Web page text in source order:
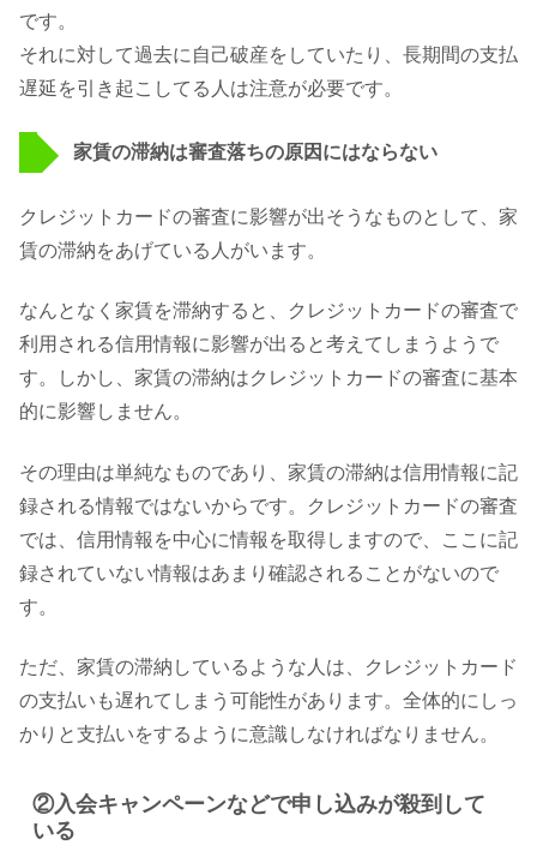
です。
それに対して過去に自己破産をしていたり、長期間の支払
遅延を引き起こしてる人は注意が必要です。
家賃の滞納は審査落ちの原因にはならない
クレジットカードの審査に影響が出そうなものとして、家
賃の滞納をあげている人がいます。
なんとなく家賃を滞納すると、クレジットカードの審査で
利用される信用情報に影響が出ると考えてしまうようで
す。しかし、家賃の滞納はクレジットカードの審査に基本
的に影響しません。
その理由は単純なものであり、家賃の滞納は信用情報に記
録される情報ではないからです。クレジットカードの審査
では、信用情報を中心に情報を取得しますので、ここに記
録されていない情報はあまり確認されることがないので
す。
ただ、家賃の滞納しているような人は、クレジットカード
の支払いも遅れてしまう可能性があります。全体的にしっ
かりと支払いをするように意識しなければなりません。
②入会キャンペーンなどで申し込みが殺到して
いる